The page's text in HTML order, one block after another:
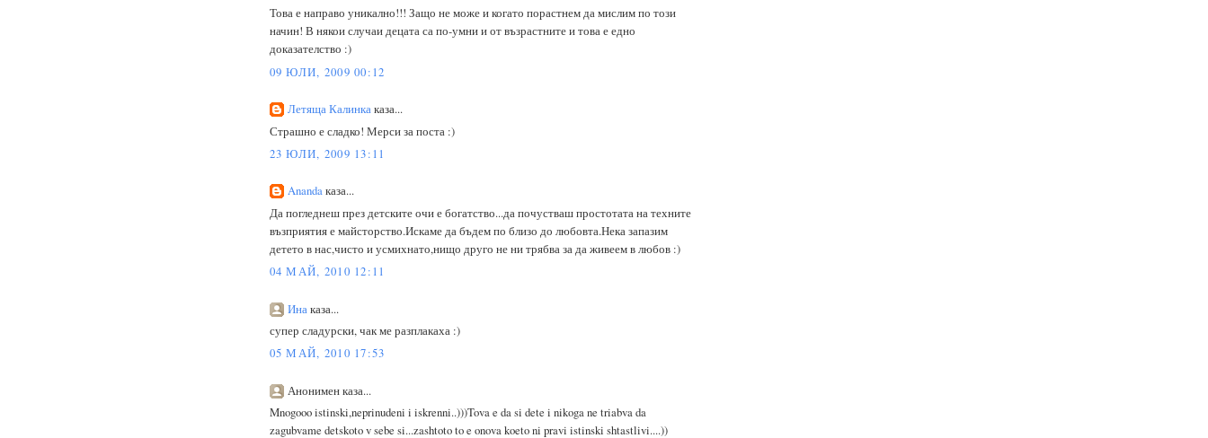
Това е направо уникално!!! Защо не може и когато порастнем да мислим по този
начин! В някои случаи децата са по-умни и от възрастните и това е едно
доказателство :)
09 ЮЛИ, 2009 00:12
Летяща Калинкаказа...
Страшно е сладко! Мерси за поста :)
23 ЮЛИ, 2009 13:11
Anandaказа...
Да погледнеш през детските очи е богатство...да почустваш простотата на техните
възприятия е майсторство.Искаме да бъдем по близо до любовта.Нека запазим
детето в нас,чисто и усмихнато,нищо друго не ни трябва за да живеем в любов :)
04 МАЙ, 2010 12:11
Инаказа...
супер сладурски, чак ме разплакаха :)
05 МАЙ, 2010 17:53
Анонимен каза...
Mnogooo istinski,neprinudeni i iskrenni..)))Tova e da si dete i nikoga ne triabva da
zagubvame detskoto v sebe si...zashtoto to e onova koeto ni pravi istinski shtastlivi....))